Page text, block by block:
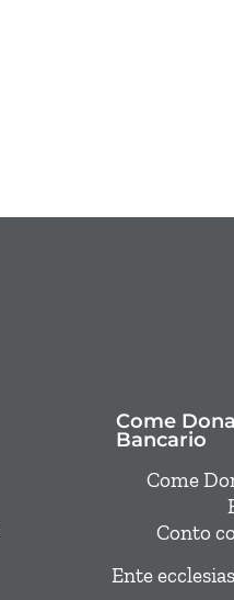
Come
Bancario
Come
Conto
Ente